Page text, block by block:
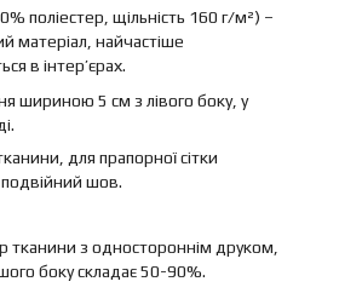
поліестер, щільність 160 г/м²) –
матеріал, найчастіше
в інтер’єрах.
шириною 5 см з лівого боку, у
для прапорної сітки
шов.
тканини з одностороннім друком,
боку складає 50-90%.